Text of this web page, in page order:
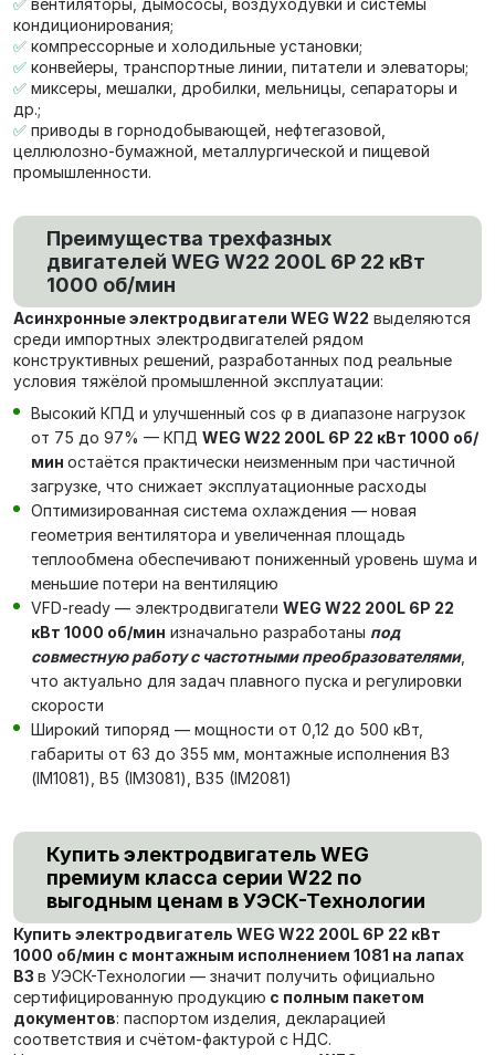
✅ вентиляторы, дымососы, воздуходувки и системы
кондиционирования;
✅ компрессорные и холодильные установки;
✅ конвейеры, транспортные линии, питатели и элеваторы;
✅ миксеры, мешалки, дробилки, мельницы, сепараторы и
др.;
✅ приводы в горнодобывающей, нефтегазовой,
целлюлозно-бумажной, металлургической и пищевой
промышленности.
Преимущества трехфазных
двигателей WEG W22 200L 6P 22 кВт
1000 об/мин
Асинхронные электродвигатели WEG W22 выделяются
среди импортных электродвигателей рядом
конструктивных решений, разработанных под реальные
условия тяжёлой промышленной эксплуатации:
Высокий КПД и улучшенный cos φ в диапазоне нагрузок
от 75 до 97% — КПД WEG W22 200L 6P 22 кВт 1000 об/
мин остаётся практически неизменным при частичной
загрузке, что снижает эксплуатационные расходы
Оптимизированная система охлаждения — новая
геометрия вентилятора и увеличенная площадь
теплообмена обеспечивают пониженный уровень шума и
меньшие потери на вентиляцию
VFD-ready — электродвигатели WEG W22 200L 6P 22
кВт 1000 об/мин изначально разработаны под
совместную работу с частотными преобразователями,
что актуально для задач плавного пуска и регулировки
скорости
Широкий типоряд — мощности от 0,12 до 500 кВт,
габариты от 63 до 355 мм, монтажные исполнения В3
(IM1081), В5 (IM3081), В35 (IM2081)
Купить электродвигатель WEG
премиум класса серии W22 по
выгодным ценам в УЭСК-Технологии
Купить электродвигатель WEG W22 200L 6P 22 кВт
1000 об/мин с монтажным исполнением 1081 на лапах
В3 в УЭСК-Технологии — значит получить официально
сертифицированную продукцию с полным пакетом
документов: паспортом изделия, декларацией
соответствия и счётом-фактурой с НДС.